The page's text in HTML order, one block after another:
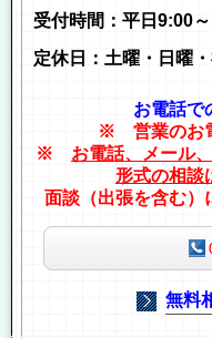
受付時間：平日9:00
定休日：土曜・日曜・
お電話で
※ 営業のお
※ お電話、メール
形式の相談
面談（出張を含む）
無料